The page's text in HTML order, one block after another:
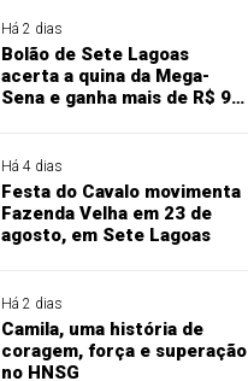
Há 2 dias
Bolão de Sete Lagoas
acerta a quina da Mega-
Sena e ganha mais de R$ 94
Há 4 dias
Festa do Cavalo movimenta
Fazenda Velha em 23 de
agosto, em Sete Lagoas
Há 2 dias
Camila, uma história de
coragem, força e superação
no HNSG